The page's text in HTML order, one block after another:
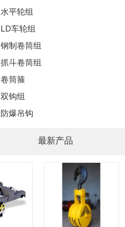
水平轮组
LD车轮组
钢制卷筒组
抓斗卷筒组
卷筒箍
双钩组
防爆吊钩
最新产品